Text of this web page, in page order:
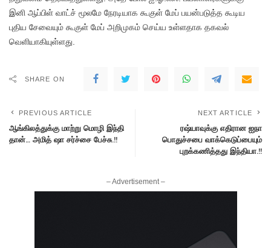
இனி ஆப்பிள் வாட்ச் மூலமே நேரடியாக கூகுள் மேப் பயன்படுத்த கூடிய
புதிய சேவையும் கூகுள் மேப் அறிமுகம் செய்ய உள்ளதாக தகவல்
வெளியாகியுள்ளது.
SHARE ON
PREVIOUS ARTICLE
ஆங்கிலத்துக்கு மாற்று மொழி இந்தி
தான்… அமித் ஷா சர்ச்சை பேச்சு.!!
NEXT ARTICLE
ரஷ்யாவுக்கு எதிரான ஐநா
பொதுச்சபை வாக்கெடுப்பையும்
புறக்கணித்தது இந்தியா.!!
– Advertisement –